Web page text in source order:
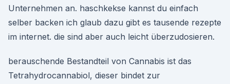
Unternehmen an. haschkekse kannst du einfach
selber backen ich glaub dazu gibt es tausende rezepte
im internet. die sind aber auch leicht überzudosieren.
berauschende Bestandteil von Cannabis ist das
Tetrahydrocannabiol, dieser bindet zur